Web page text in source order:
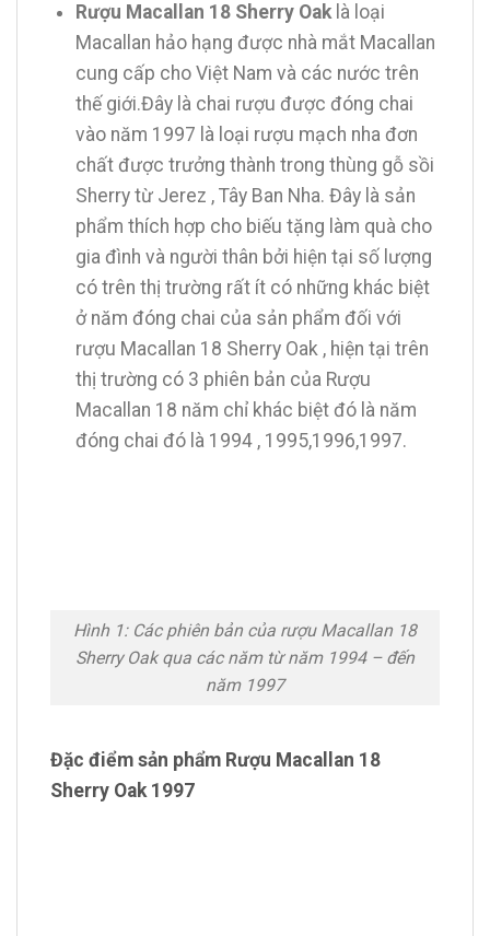
Rượu Macallan 18 Sherry Oaklà loại
Macallan hảo hạng được nhà mắt Macallan
cung cấp cho Việt Nam và các nước trên
thế giới.Đây là chai rượu được đóng chai
vào năm 1997 là loại rượu mạch nha đơn
chất được trưởng thành trong thùng gỗ sồi
Sherry từ Jerez , Tây Ban Nha. Đây là sản
phẩm thích hợp cho biếu tặng làm quà cho
gia đình và người thân bởi hiện tại số lượng
có trên thị trường rất ít có những khác biệt
ở năm đóng chai của sản phẩm đối với
rượu Macallan 18 Sherry Oak , hiện tại trên
thị trường có 3 phiên bản của Rượu
Macallan 18 năm chỉ khác biệt đó là năm
đóng chai đó là 1994 , 1995,1996,1997.
Hình 1: Các phiên bản của rượu Macallan 18
Sherry Oak qua các năm từ năm 1994 – đến
năm 1997
Đặc điểm sản phẩm Rượu Macallan 18
Sherry Oak 1997